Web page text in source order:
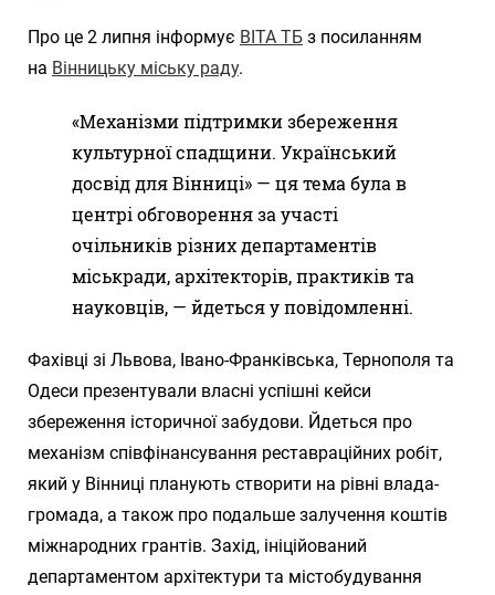
Про це 2 липня інформує ВІТА ТБ з посиланням
на Вінницьку міську раду.
«Механізми підтримки збереження
культурної спадщини. Український
досвід для Вінниці» — ця тема була в
центрі обговорення за участі
очільників різних департаментів
міськради, архітекторів, практиків та
науковців, — йдеться у повідомленні.
Фахівці зі Львова, Івано-Франківська, Тернополя та
Одеси презентували власні успішні кейси
збереження історичної забудови. Йдеться про
механізм співфінансування реставраційних робіт,
який у Вінниці планують створити на рівні влада-
громада, а також про подальше залучення коштів
міжнародних грантів. Захід, ініційований
департаментом архітектури та містобудування